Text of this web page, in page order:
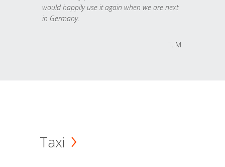
would happily use it again when we are next
in Germany.
T. M.
Taxi